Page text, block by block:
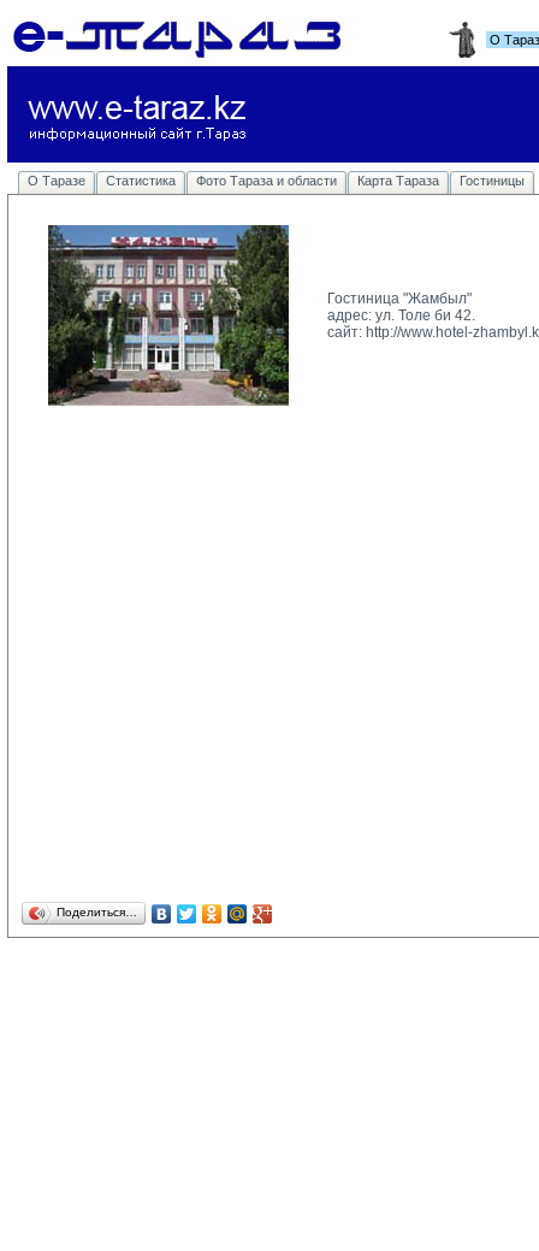
О
О Таразе Статистика Фото Тараза и области Карта Тараза Гостиницы
Гостиница "Жамбыл"
адрес: ул. Толе би 42.
сайт: http://www.hotel-
Поделиться…